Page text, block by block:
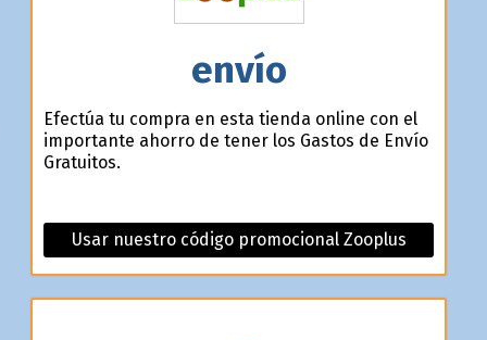
envío
Efectúa tu compra en esta tienda online con el
importante ahorro de tener los Gastos de Envío
Gratuitos.
Usar nuestro código promocional Zooplus